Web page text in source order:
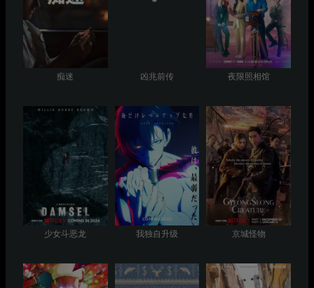
痴迷 凶兆前传 夜限照相馆
少女斗恶龙 我独自升级 京城怪物